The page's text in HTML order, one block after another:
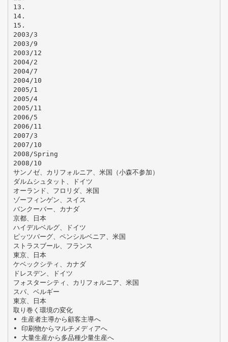
13.
14.
15.
2003/3
2003/9
2003/12
2004/2
2004/7
2004/10
2005/1
2005/4
2005/11
2006/5
2006/11
2007/3
2007/10
2008/Spring
2008/10
サンノゼ、カリフォルニア、米国（小森不参加）
ダルムシュタット、ドイツ
オーランド、フロリダ、米国
ゾーフィンゲン、スイス
バンクーバー、カナダ
京都、日本
ハイデルベルグ、ドイツ
ピッツバーグ、ペンシルベニア、米国
ストラスブール、フランス
東京、日本
ケベックシティ、カナダ
ドレスデン、ドイツ
フォスターシティ、カリフォルニア、米国
スパ、ベルギー
東京、日本
取り巻く環境の変化
• 生産者主導から顧客主導へ
• 印刷物からマルチメディアへ
• 大量生産から多品種少量生産へ